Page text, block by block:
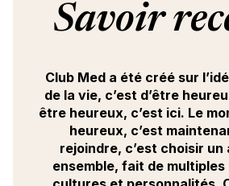
les mises en scène.
Le tout dans une
Vous êtes :
Créatif, vous savez
grâce à vos différentes
une explosion de saveurs.
Rigoureux, vous maîtrisez
Savoir
Club Med a été créé sur
de la vie, c’est d’être
être heureux, c’est ici. Le
heureux, c’est
rejoindre, c’est choisir
ensemble, fait de